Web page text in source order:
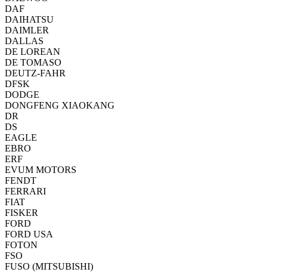
DAF
DAIHATSU
DAIMLER
DALLAS
DE LOREAN
DE TOMASO
DEUTZ-FAHR
DFSK
DODGE
DONGFENG XIAOKANG
DR
DS
EAGLE
EBRO
ERF
EVUM MOTORS
FENDT
FERRARI
FIAT
FISKER
FORD
FORD USA
FOTON
FSO
FUSO (MITSUBISHI)